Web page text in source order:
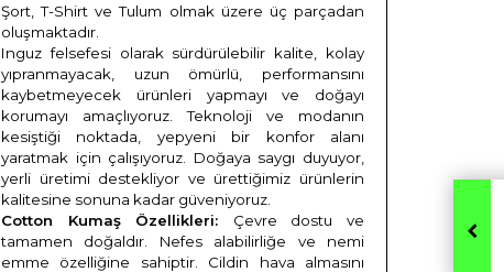
Şort, T-Shirt ve Tulum olmak üzere üç parçadan
oluşmaktadır.
Inguz felsefesi olarak sürdürülebilir kalite, kolay
yıpranmayacak, uzun ömürlü, performansını
kaybetmeyecek ürünleri yapmayı ve doğayı
korumayı amaçlıyoruz. Teknoloji ve modanın
kesiştiği noktada, yepyeni bir konfor alanı
yaratmak için çalışıyoruz. Doğaya saygı duyuyor,
yerli üretimi destekliyor ve ürettiğimiz ürünlerin
kalitesine sonuna kadar güveniyoruz.
Cotton Kumaş Özellikleri: Çevre dostu ve
tamamen doğaldır. Nefes alabilirliğe ve nemi
emme özelliğine sahiptir. Cildin hava almasını